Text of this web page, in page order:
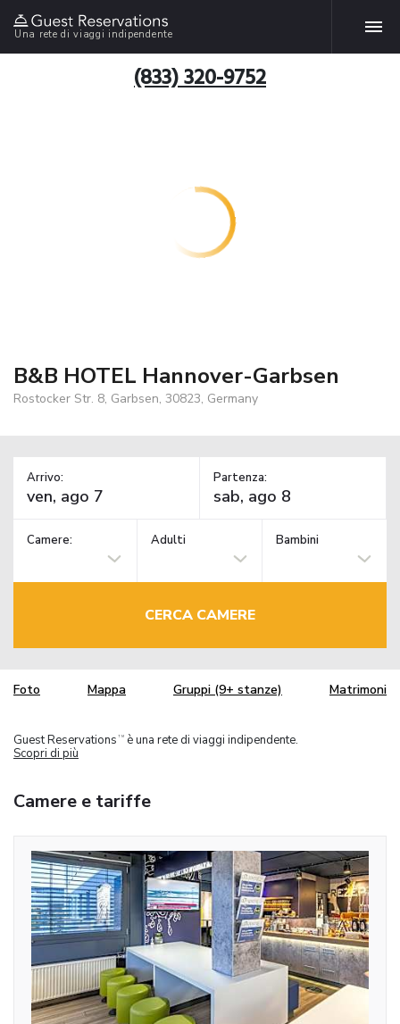
Una rete di viaggi indipendente
(833) 320-9752
B&B HOTEL Hannover-Garbsen
Rostocker Str. 8, Garbsen, 30823, Germany
Arrivo: Partenza:
Camere: Adulti Bambini
CERCA CAMERE
Foto Mappa Gruppi (9+ stanze) Matrimoni
Guest Reservations TM
è una rete di viaggi indipendente.
Scopri di più
Camere e tariffe